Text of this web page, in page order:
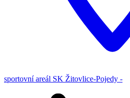
sportovní areál SK Žitovlice-Pojedy -